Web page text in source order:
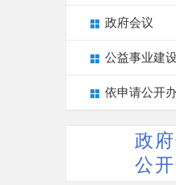
政府会议
公益事业建
依申请公开
政
公